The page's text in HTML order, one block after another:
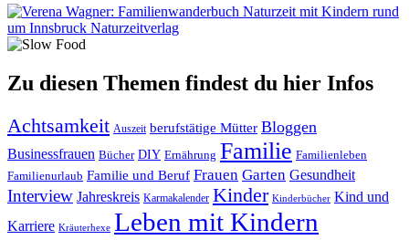
Zu diesen Themen findest du hier Infos
Achtsamkeit Auszeit berufstätige Mütter Bloggen
Businessfrauen Bücher DIY Ernährung Familie Familienleben
Familienurlaub Familie und Beruf Frauen Garten Gesundheit
Interview Jahreskreis Karmakalender Kinder Kinderbücher Kind und
Karriere Kräuterhexe Leben mit Kindern